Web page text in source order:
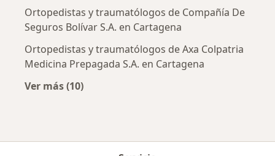
Ortopedistas y traumatólogos de Compañía De
Seguros Bolívar S.A. en Cartagena
Ortopedistas y traumatólogos de Axa Colpatria
Medicina Prepagada S.A. en Cartagena
Ver más (10)